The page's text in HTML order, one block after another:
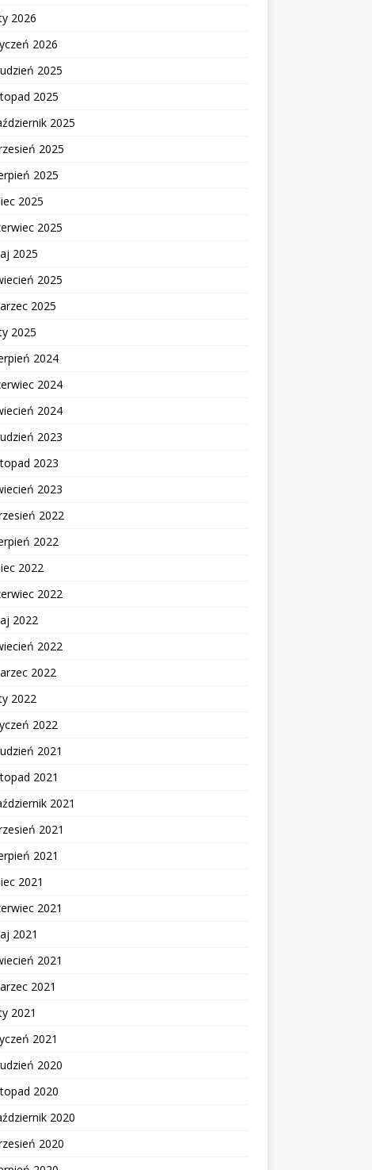
2026
2026
2025
2025
2025
2025
2025
2025
2025
2025
2025
2025
2025
2024
2024
2024
2023
2023
2023
2022
2022
2022
2022
2022
2022
2022
2022
2022
2021
2021
2021
2021
2021
2021
2021
2021
2021
2021
2021
2021
2020
2020
2020
2020